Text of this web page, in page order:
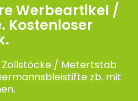
Werbeartikel /
Kostenloser
/ Metertstab
zb. mit